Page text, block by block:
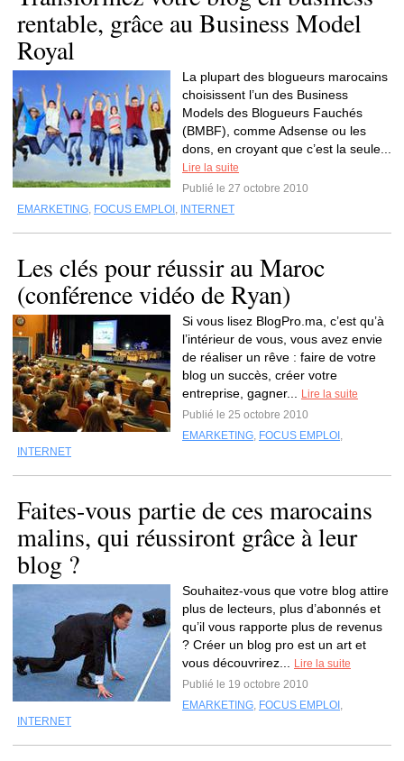
rentable, grâce au Business Model
Royal
La plupart des blogueurs marocains
choisissent l’un des Business
Models des Blogueurs Fauchés
(BMBF), comme Adsense ou les
dons, en croyant que c’est la seule...
Lire la suite
Publié le 27 octobre 2010
EMARKETING, FOCUS EMPLOI , INTERNET
Les clés pour réussir au Maroc
(conférence vidéo de Ryan)
Si vous lisez BlogPro.ma, c’est qu’à
l’intérieur de vous, vous avez envie
de réaliser un rêve : faire de votre
blog un succès, créer votre
entreprise, gagner...
Lire la suite
Publié le 25 octobre 2010
EMARKETING, FOCUS EMPLOI ,
INTERNET
Faites-vous partie de ces marocains
malins, qui réussiront grâce à leur
blog ?
Souhaitez-vous que votre blog attire
plus de lecteurs, plus d’abonnés et
qu’il vous rapporte plus de revenus
? Créer un blog pro est un art et
vous découvrirez...
Lire la suite
Publié le 19 octobre 2010
EMARKETING, FOCUS EMPLOI ,
INTERNET